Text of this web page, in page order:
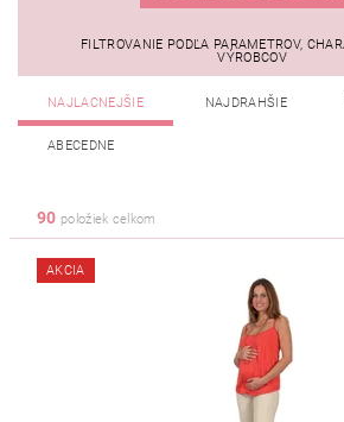
FILTROVANIE PODĽA PARAMETROV,
VÝROBCOV
NAJLACNEJŠIE NAJDRAHŠIE
ABECEDNE
90 položiek celkom
AKCIA